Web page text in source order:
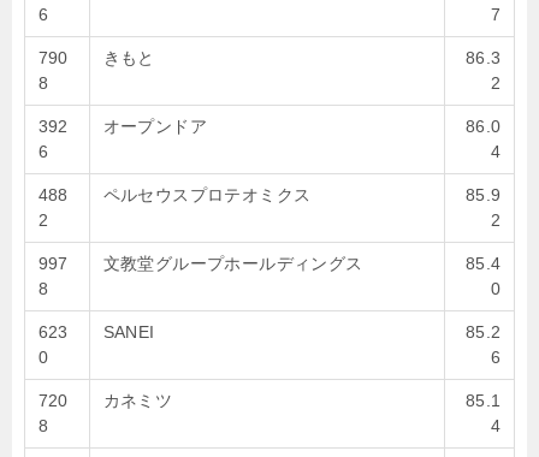
6
7
790
8
きもと
86.3
2
392
6
オープンドア
86.0
4
488
2
ペルセウスプロテオミクス
85.9
2
997
8
文教堂グループホールディングス
85.4
0
623
0
SANEI
85.2
6
720
8
カネミツ
85.1
4